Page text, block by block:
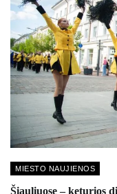
MIESTO NAUJIENOS
Šiauliuose – keturios